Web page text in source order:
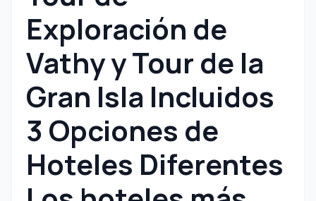
Exploración de
Vathy y Tour de la
Gran Isla Incluidos
3 Opciones de
Hoteles Diferentes